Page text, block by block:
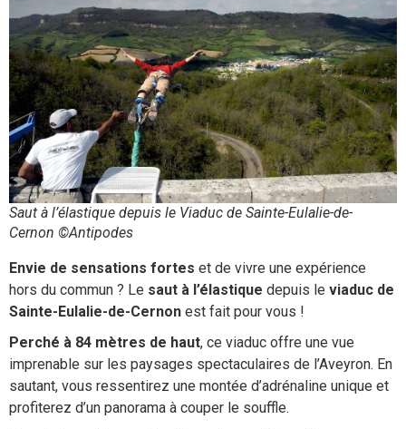
Saut à l’élastique depuis le Viaduc de Sainte-Eulalie-de-
Cernon ©Antipodes
Envie de sensations fortes et de vivre une expérience
hors du commun ? Le saut à l’élastique depuis le viaduc de
Sainte-Eulalie-de-Cernon est fait pour vous !
Perché à 84 mètres de haut, ce viaduc offre une vue
imprenable sur les paysages spectaculaires de l’Aveyron. En
sautant, vous ressentirez une montée d’adrénaline unique et
profiterez d’un panorama à couper le souffle.